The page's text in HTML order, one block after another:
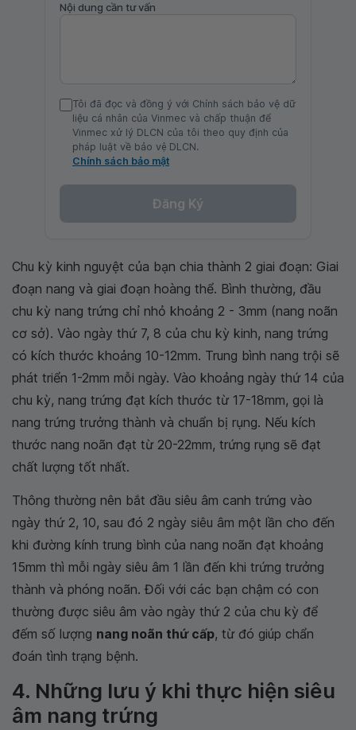
Nội dung cần tư vấn
Tôi đã đọc và đồng ý với Chính sách bảo vệ dữ
liệu cá nhân của Vinmec và chấp thuận để
Vinmec xử lý DLCN của tôi theo quy định của
pháp luật về bảo vệ DLCN.
Chính sách bảo mật
Đăng Ký
Chu kỳ kinh nguyệt của bạn chia thành 2 giai đoạn: Giai
đoạn nang và giai đoạn hoàng thể. Bình thường, đầu
chu kỳ nang trứng chỉ nhỏ khoảng 2 - 3mm (nang noãn
cơ sở). Vào ngày thứ 7, 8 của chu kỳ kinh, nang trứng
có kích thước khoảng 10-12mm. Trung bình nang trội sẽ
phát triển 1-2mm mỗi ngày. Vào khoảng ngày thứ 14 của
chu kỳ, nang trứng đạt kích thước từ 17-18mm, gọi là
nang trứng trưởng thành và chuẩn bị rụng. Nếu kích
thước nang noãn đạt từ 20-22mm, trứng rụng sẽ đạt
chất lượng tốt nhất.
Thông thường nên bắt đầu siêu âm canh trứng vào
ngày thứ 2, 10, sau đó 2 ngày siêu âm một lần cho đến
khi đường kính trung bình của nang noãn đạt khoảng
15mm thì mỗi ngày siêu âm 1 lần đến khi trứng trưởng
thành và phóng noãn. Đối với các bạn chậm có con
thường được siêu âm vào ngày thứ 2 của chu kỳ để
đếm số lượng nang noãn thứ cấp, từ đó giúp chẩn
đoán tình trạng bệnh.
4. Những lưu ý khi thực hiện siêu
âm nang trứng